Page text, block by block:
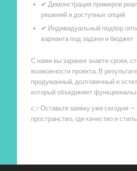
✔ Демонстрация примеров
решений и доступных опций
✔ Индивидуальный подбор
варианта под задачи и бюджет
С нами вы заранее знаете сроки,
возможности проекта. В
продуманный, долговечный и
который объединяет
👉 Оставьте заявку уже сегодня —
пространство, где качество и